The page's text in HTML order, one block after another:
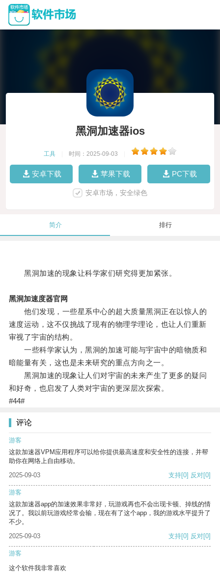
黑洞加速器ios
工具 时间：2025-09-03
安卓下载 苹果下载 PC下载
安卓市场，安全绿色
简介 排行
黑洞加速的现象让科学家们研究得更加紧张。
黑洞加速度器官网
他们发现，一些星系中心的超大质量黑洞正在以惊人的
速度运动，这不仅挑战了现有的物理学理论，也让人们重新
审视了宇宙的结构。
一些科学家认为，黑洞的加速可能与宇宙中的暗物质和
暗能量有关，这也是未来研究的重点方向之一。
黑洞加速的现象让人们对宇宙的未来产生了更多的疑问
和好奇，也启发了人类对宇宙的更深层次探索。
#44#
评论
游客
这款加速器VPM应用程序可以给你提供最高速度和安全性的连接，并帮
助你在网络上自由移动。
2025-09-03
支持[0] 反对[0]
游客
这款加速器app的加速效果非常好，玩游戏再也不会出现卡顿、掉线的情
况了。我以前玩游戏经常会输，现在有了这个app，我的游戏水平提升了
不少。
2025-09-03
支持[0] 反对[0]
游客
这个软件我非常喜欢